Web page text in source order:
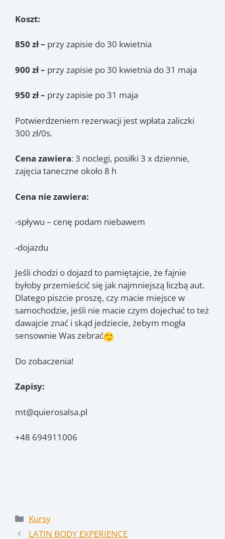
Koszt:
850 zł – przy zapisie do 30 kwietnia
900 zł – przy zapisie po 30 kwietnia do 31 maja
950 zł – przy zapisie po 31 maja
Potwierdzeniem rezerwacji jest wpłata zaliczki
300 zł/0s.
Cena zawiera: 3 noclegi, posiłki 3 x dziennie,
zajęcia taneczne około 8 h
Cena nie zawiera:
-spływu – cenę podam niebawem
-dojazdu
Jeśli chodzi o dojazd to pamiętajcie, że fajnie
byłoby przemieścić się jak najmniejszą liczbą aut.
Dlatego piszcie proszę, czy macie miejsce w
samochodzie, jeśli nie macie czym dojechać to też
dawajcie znać i skąd jedziecie, żebym mogła
sensownie Was zebrać
Do zobaczenia!
Zapisy:
mt@quierosalsa.pl
+48 694911006
Kategorie
Kursy
LATIN BODY EXPERIENCE